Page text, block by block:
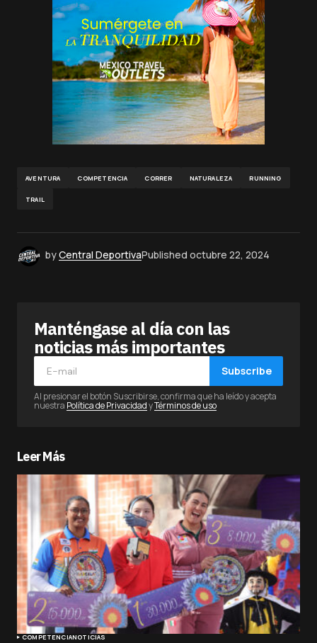
AVENTURA COMPETENCIA CORRER NATURALEZA RUNNING
TRAIL
byCentral DeportivaPublished octubre 22, 2024
Manténgase al día con las
noticias más importantes
Subscribe
Al presionar el botón Suscribirse, confirma que ha leído y acepta
nuestra Política de PrivacidadyTérminos de uso
Leer Más
COMPETENCIANOTICIAS